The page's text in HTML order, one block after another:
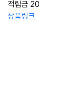
적립금 20
상품링크